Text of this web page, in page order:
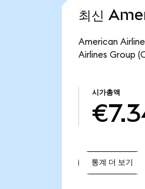
최신
American
Airlines Group
시가총액
통계 더 보기